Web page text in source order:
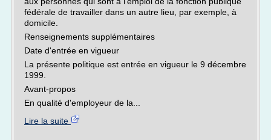
fédérale de travailler dans un autre lieu, par exemple, à
domicile.
Renseignements supplémentaires
Date d'entrée en vigueur
La présente politique est entrée en vigueur le 9 décembre
1999.
Avant-propos
En qualité d'employeur de la...
Lire la suite